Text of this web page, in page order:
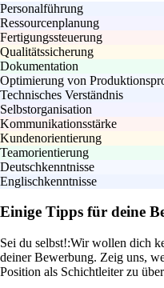
Personalführung
Ressourcenplanung
Fertigungssteuerung
Qualitätssicherung
Dokumentation
Optimierung von
Technisches Verständnis
Selbstorganisation
Kommunikationsstärke
Kundenorientierung
Teamorientierung
Deutschkenntnisse
Englischkenntnisse
Einige Tipps für deine
Sei du selbst!:Wir wollen dich
deiner Bewerbung. Zeig uns,
Position als Schichtleiter zu